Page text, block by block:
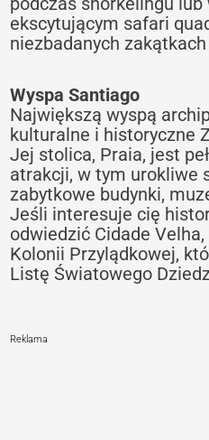
ekscytującym safari
niezbadanych zakątkach
Wyspa Santiago
Największą wyspą
kulturalne i historyczne
Jej stolica, Praia, jest
atrakcji, w tym urokliwe
zabytkowe budynki,
Jeśli interesuje cię
odwiedzić Cidade
Kolonii Przylądkowej,
Listę Światowego
Reklama